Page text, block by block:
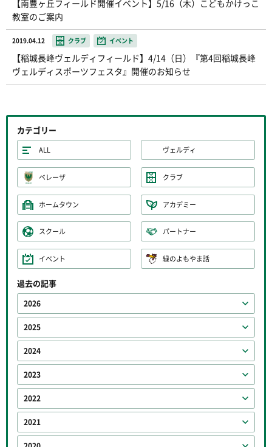
【南豊ヶ丘フィールド開催イベント】5/16（木）こどもかけっこ
教室のご案内
2019.04.12 クラブ イベント
【稲城長峰ヴェルディフィールド】4/14（日）『第4回稲城長峰
ヴェルディスポーツフェスタ』開催のお知らせ
カテゴリー
ALL ヴェルディ
ベレーザ クラブ
ホームタウン アカデミー
スクール パートナー
イベント 緑のよもやま話
過去の記事
2026
2025
2024
2023
2022
2021